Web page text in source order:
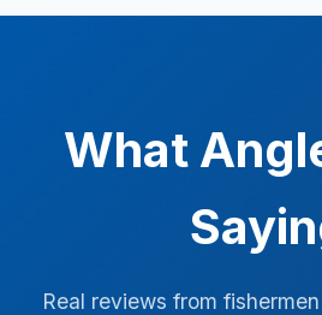
What
Real reviews from